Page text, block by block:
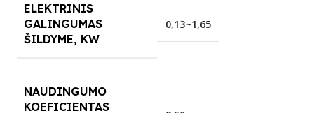
ELEKTRINIS
GALINGUMAS
ŠILDYME, KW
0,13~1,65
NAUDINGUMO
KOEFICIENTAS